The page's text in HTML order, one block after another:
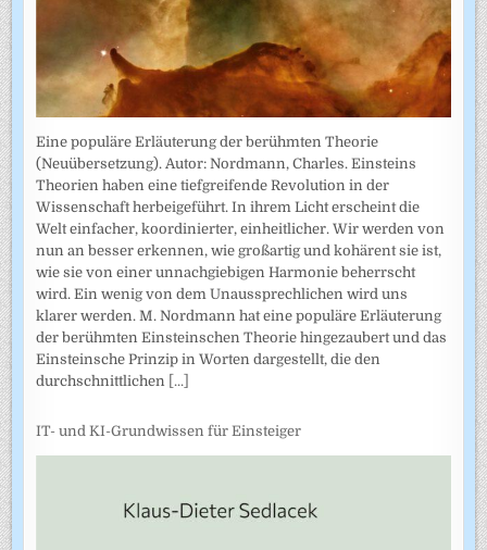
Eine populäre Erläuterung der berühmten Theorie
(Neuübersetzung). Autor: Nordmann, Charles. Einsteins
Theorien haben eine tiefgreifende Revolution in der
Wissenschaft herbeigeführt. In ihrem Licht erscheint die
Welt einfacher, koordinierter, einheitlicher. Wir werden von
nun an besser erkennen, wie großartig und kohärent sie ist,
wie sie von einer unnachgiebigen Harmonie beherrscht
wird. Ein wenig von dem Unaussprechlichen wird uns
klarer werden. M. Nordmann hat eine populäre Erläuterung
der berühmten Einsteinschen Theorie hingezaubert und das
Einsteinsche Prinzip in Worten dargestellt, die den
durchschnittlichen [...]
IT- und KI-Grundwissen für Einsteiger